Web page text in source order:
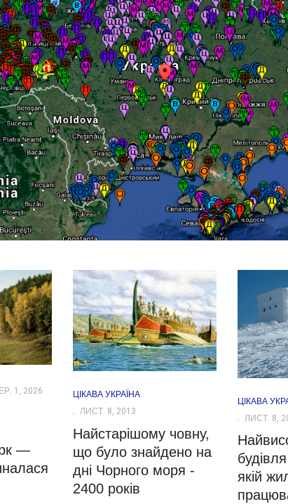
1, 2026
—
ЦІКАВА УКРАЇНА
ЛИСТ. 8, 2013
Найстарішому човну,
що було знайдено на
дні Чорного моря -
2400 років
ЦІКАВА
ЛИСТ. 8,
якій